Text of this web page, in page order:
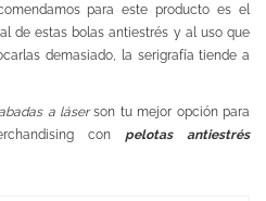
para este producto es el
de estas bolas antiestrés y al uso que
demasiado, la serigrafía tiende a
a láserson tu mejor opción para
con pelotas antiestrés